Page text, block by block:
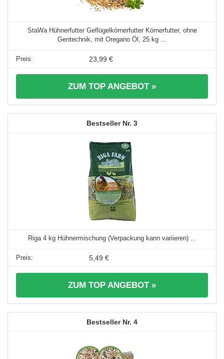
StaWa Hühnerfutter Geflügelkörnerfutter Körnerfutter, ohne
Gentechnik, mit Oregano Öl, 25 kg ...
23,99 €
ZUM TOP ANGEBOT »
3
Riga 4 kg Hühnermischung (Verpackung kann variieren) ...
5,49 €
ZUM TOP ANGEBOT »
4